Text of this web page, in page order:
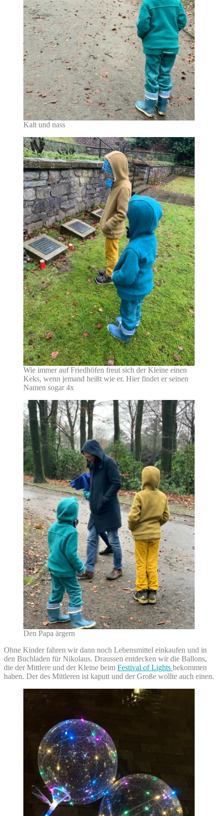
Kalt und nass
Wie immer auf Friedhöfen freut sich der Kleine einen
Keks, wenn jemand heißt wie er. Hier findet er seinen
Namen sogar 4x
Den Papa ärgern
Ohne Kinder fahren wir dann noch Lebensmittel einkaufen und in
den Buchladen für Nikolaus. Draussen entdecken wir die Ballons,
die der Mittlere und der Kleine beim Festival of Lights bekommen
haben. Der des Mittleren ist kaputt und der Große wollte auch einen.